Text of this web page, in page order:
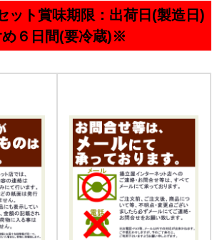
ット賞味期限：出荷日(製造日)
６日間(要冷蔵)※